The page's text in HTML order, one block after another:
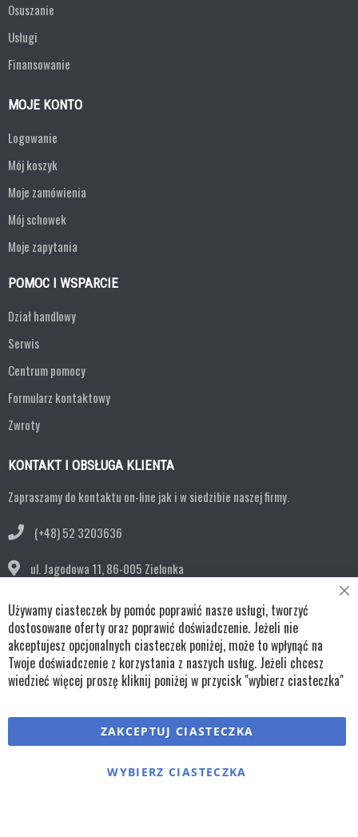
Osuszanie
Usługi
Finansowanie
MOJE KONTO
Logowanie
Mój koszyk
Moje zamówienia
Mój schowek
Moje zapytania
POMOC I WSPARCIE
Dział handlowy
Serwis
Centrum pomocy
Formularz kontaktowy
Zwroty
KONTAKT I OBSŁUGA KLIENTA
Zapraszamy do kontaktu on-line jak i w siedzibie naszej firmy.
(+48) 52 3203636
ul. Jagodowa 11, 86-005 Zielonka
bok@remko.pl
OBSERWUJ NAS
Copyright © wszystkie prawa zastrzeżone TKL Progress
RegulaminyPolityka cookiesPolityka prywatności
Używamy ciasteczek by pomóc poprawić nasze usługi, tworzyć
dostosowane oferty oraz poprawić doświadczenie. Jeżeli nie
akceptujesz opcjonalnych ciasteczek poniżej, może to wpłynąć na
Twoje doświadczenie z korzystania z naszych usług. Jeżeli chcesz
wiedzieć więcej proszę kliknij poniżej w przycisk "wybierz ciasteczka"
ZAKCEPTUJ CIASTECZKA
WYBIERZ CIASTECZKA